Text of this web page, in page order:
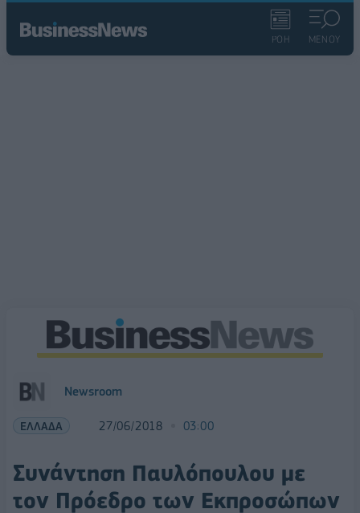
ΡΟΗ ΜΕΝΟΥ
Newsroom
ΕΛΛΑΔΑ 27/06/2018 03:00
Συνάντηση Παυλόπουλου με
τον Πρόεδρο των Εκπροσώπων